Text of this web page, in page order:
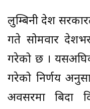
लुम्बिनी प्रदेश
गते सोमवार
गरेको छ ।
गरेको निर्णय
अवसरमा बिदा